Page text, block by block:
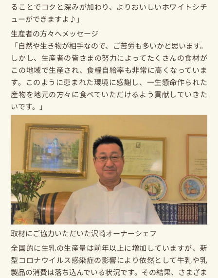
ることでコクと深みが加わり、よりおいしいホワイトシチ
ューができますよ♪」
生産者の方々へメッセージ
「自然や生き物が相手なので、ご苦労も多いかと思います。
しかし、生産者の皆さまの努力によってたくさんの食材が
この地域で生産され、食糧自給率も非常に高くなっていま
す。このように恵まれた環境に感謝し、一生懸命作られた
産物を地元の方々に食べていただけるよう貢献していきた
いです。」
取材にご協力いただいた沢崎オーナーシェフ
全国的に生乳の生産量は前年以上に増加していますが、新
型コロナウイルス感染症の影響により依然として牛乳や乳
製品の消費は落ち込んでいる状況です。その結果、さまざま